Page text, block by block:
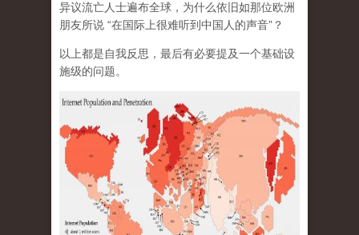
异议流亡人士遍布全球，为什么依旧如那位欧洲
朋友所说 “在国际上很难听到中国人的声音”？
以上都是自我反思，最后有必要提及一个基础设
施级的问题。